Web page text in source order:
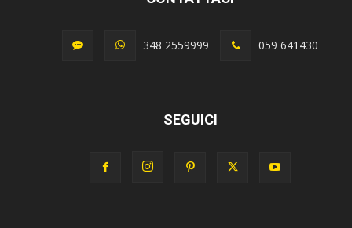
348 2559999 059 641430
SEGUICI